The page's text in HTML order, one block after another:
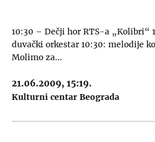
10:30 – Dečji hor RTS-a „Kolibri“
duvački orkestar 10:30: melodije
Molimo za…
21.06.2009, 15:19.
Kulturni centar Beograda